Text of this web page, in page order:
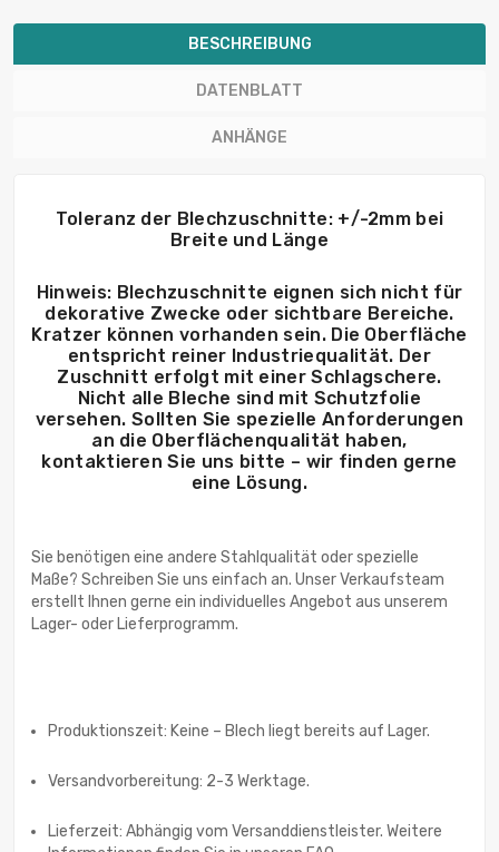
BESCHREIBUNG
DATENBLATT
ANHÄNGE
Toleranz der Blechzuschnitte: +/-2mm bei
Breite und Länge
Hinweis: Blechzuschnitte eignen sich nicht für
dekorative Zwecke oder sichtbare Bereiche.
Kratzer können vorhanden sein. Die Oberfläche
entspricht reiner Industriequalität. Der
Zuschnitt erfolgt mit einer Schlagschere.
Nicht alle Bleche sind mit Schutzfolie
versehen. Sollten Sie spezielle Anforderungen
an die Oberflächenqualität haben,
kontaktieren Sie uns bitte – wir finden gerne
eine Lösung.
Sie benötigen eine andere Stahlqualität oder spezielle
Maße? Schreiben Sie uns einfach an. Unser Verkaufsteam
erstellt Ihnen gerne ein individuelles Angebot aus unserem
Lager- oder Lieferprogramm.
Produktionszeit: Keine – Blech liegt bereits auf Lager.
Versandvorbereitung: 2-3 Werktage.
Lieferzeit: Abhängig vom Versanddienstleister. Weitere